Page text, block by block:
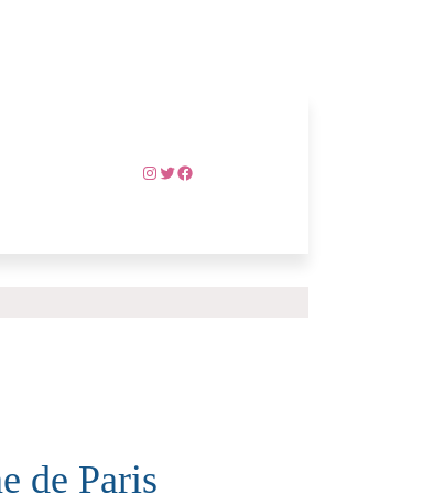
Instagram
TwitterFacebook
de Paris